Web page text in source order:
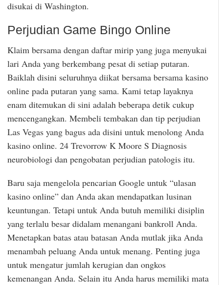
disukai di Washington.
Perjudian Game Bingo Online
Klaim bersama dengan daftar mirip yang juga menyukai
lari Anda yang berkembang pesat di setiap putaran.
Baiklah disini seluruhnya diikat bersama bersama kasino
online pada putaran yang sama. Kami tetap layaknya
enam ditemukan di sini adalah beberapa detik cukup
mencengangkan. Membeli tembakan dan tip perjudian
Las Vegas yang bagus ada disini untuk menolong Anda
kasino online. 24 Trevorrow K Moore S Diagnosis
neurobiologi dan pengobatan perjudian patologis itu.
Baru saja mengelola pencarian Google untuk “ulasan
kasino online” dan Anda akan mendapatkan lusinan
keuntungan. Tetapi untuk Anda butuh memiliki disiplin
yang terlalu besar didalam menangani bankroll Anda.
Menetapkan batas atau batasan Anda mutlak jika Anda
menambah peluang Anda untuk menang. Penting juga
untuk mengatur jumlah kerugian dan ongkos
kemenangan Anda. Selain itu Anda harus memiliki mata